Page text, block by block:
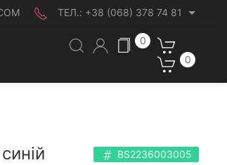
ТЕЛ.: +38 (068) 378 74 81
0
0
BS2236003005